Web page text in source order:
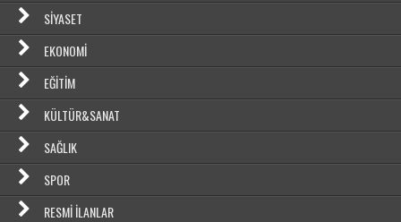
SIYASET
EKONOMI
EĞITIM
KÜLTÜR&SANAT
SAĞLIK
SPOR
RESMI İLANLAR